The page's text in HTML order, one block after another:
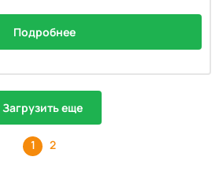
Подробнее
Загрузить еще
1 2